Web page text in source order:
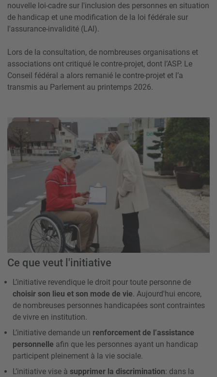
nouvelle loi-cadre sur l'inclusion des personnes en situation
de handicap et une modification de la loi fédérale sur
l'assurance-invalidité (LAI).
Lors de la consultation, de nombreuses organisations et
associations ont critiqué le contre-projet, dont l’ASP. Le
Conseil fédéral a alors remanié le contre-projet et l’a
transmis au Parlement au printemps 2026.
Ce que veut l'initiative
L’initiative revendique le droit pour toute personne de
choisir son lieu et son mode de vie. Aujourd'hui encore,
de nombreuses personnes handicapées sont contraintes
de vivre en institution.
L’initiative demande un renforcement de l’assistance
personnelle afin que les personnes ayant un handicap
participent pleinement à la vie sociale.
L’initiative vise àsupprimer la discrimination: dans la